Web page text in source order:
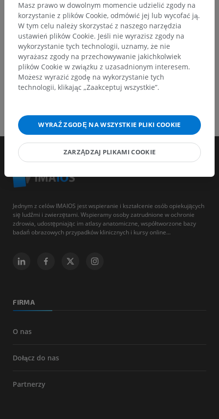
POBIERZ APLIKACJĘ
Jednym z celów IMAIOS jest wspieranie i kształcenie osób opiekujących
się ludźmi i zwierzętami. Wspieramy osoby zatrudnione w ochronie
zdrowia, udostępniając im atlasy anatomiczne, współtworzone bazy
badań obrazowych przypadków klinicznych i kursy online...
FIRMA
O nas
Dołącz do nas
Partnerzy
Masz prawo w dowolnym momencie udzielić zgody na
korzystanie z plików Cookie, odmówić jej lub wycofać ją.
W tym celu należy skorzystać z naszego narzędzia
ustawień plików Cookie. Jeśli nie wyrazisz zgody na
wykorzystanie tych technologii, uznamy, że nie
wyrażasz zgody na przechowywanie jakichkolwiek
plików Cookie w związku z uzasadnionym interesem.
Możesz wyrazić zgodę na wykorzystanie tych
technologii, klikając „Zaakceptuj wszystkie”.
WYRAŹ ZGODĘ NA WSZYSTKIE PLIKI COOKIE
ZARZĄDZAJ PLIKAMI COOKIE